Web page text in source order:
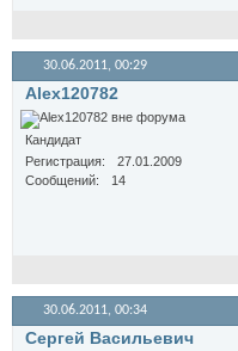
30.06.2011, 00:29
Alex120782
Кандидат
Регистрация
27.01.2009
Сообщений
14
30.06.2011, 00:34
Сергей Васильевич